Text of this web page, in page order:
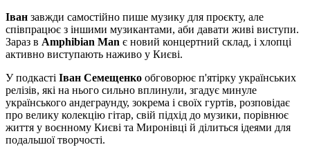
Іван завжди самостійно пише музику для проєкту, але
співпрацює з іншими музикантами, аби давати живі виступи.
Зараз в Amphibian Man є новий концертний склад, і хлопці
активно виступають наживо у Києві.
У подкасті Іван Семещенко обговорює п'ятірку українських
релізів, які на нього сильно вплинули, згадує минуле
українського андеграунду, зокрема і своїх гуртів, розповідає
про велику колекцію гітар, свій підхід до музики, порівнює
життя у воєнному Києві та Миронівці й ділиться ідеями для
подальшої творчості.